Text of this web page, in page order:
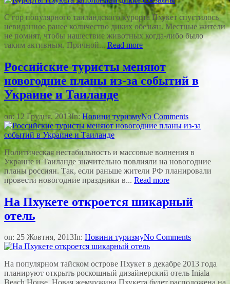
С гор популярного таиландского курорта Пхукет спустилось
невиданное ранее количество диких обезьян. Местные жители
не помнят, чтобы нашествие животных когда-либо было
таким активным. Причной... Read more
Российские туристы меняют
новогодние планы из-за событий в
Украине и Таиланде
on: 12 Грудня, 2013In: Новини туризмуNo Comments
Политическая нестабильность и массовые волнения в
Украине и Таиланде значительно повлияли на новогодние
планы россиян. Так, если раньше жители РФ планировали
провести новогодние праздники в... Read more
На Пхукете откроется шикарный
отель
on: 25 Жовтня, 2013In: Новини туризмуNo Comments
На популярном тайском острове Пхукет в декабре 2013 года
планируют открыть роскошный дизайнерский отель Iniala